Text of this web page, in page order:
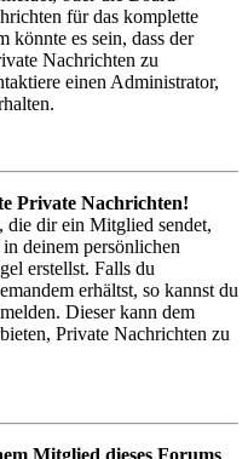
für das komplette
könnte es sein, dass der
Nachrichten zu
einen Administrator,
Private Nachrichten!
die dir ein Mitglied sendet,
deinem persönlichen
erstellst. Falls du
erhältst, so kannst du
Dieser kann dem
Private Nachrichten zu